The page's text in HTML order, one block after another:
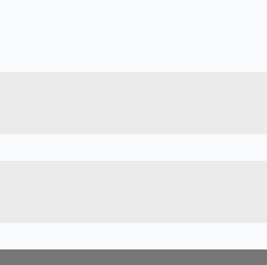
effektivt, etterlater kun